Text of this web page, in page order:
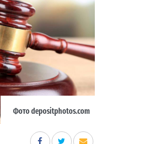
Фото depositphotos.com